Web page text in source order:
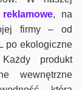
, na
firmy – od
po ekologiczne
produkt
wewnętrzne